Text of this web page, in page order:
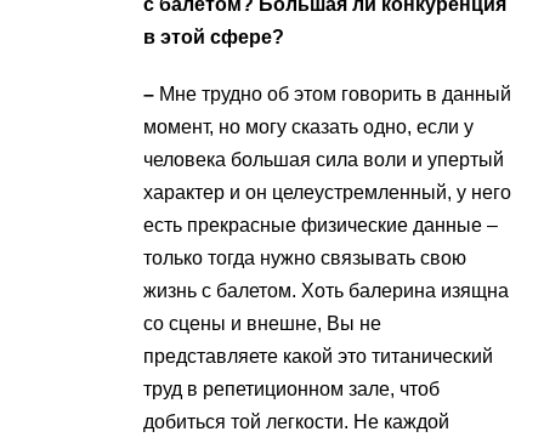
с балетом? Большая ли конкуренция
в этой сфере?
– Мне трудно об этом говорить в данный
момент, но могу сказать одно, если у
человека большая сила воли и упертый
характер и он целеустремленный, у него
есть прекрасные физические данные –
только тогда нужно связывать свою
жизнь с балетом. Хоть балерина изящна
со сцены и внешне, Вы не
представляете какой это титанический
труд в репетиционном зале, чтоб
добиться той легкости. Не каждой